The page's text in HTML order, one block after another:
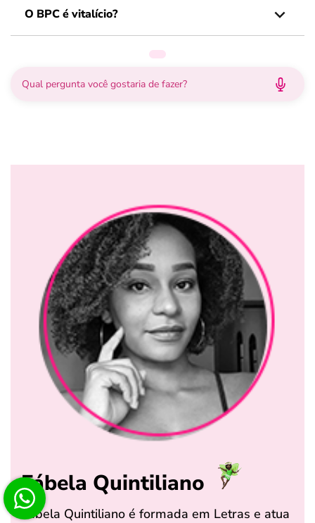
O BPC é vitalício?
Fábela Quintiliano
Fábela Quintiliano é formada em Letras e atua